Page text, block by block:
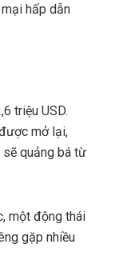
hấp dẫn
triệu USD.
mở lại,
quảng bá từ
một động thái
gặp nhiều